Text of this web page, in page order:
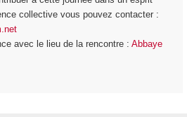
collective vous pouvez contacter :
avec le lieu de la rencontre : Abbaye